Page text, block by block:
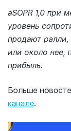
aSOPR 1,0 при
уровень
продают ралли,
или около нее,
прибыль.
Больше
канале.